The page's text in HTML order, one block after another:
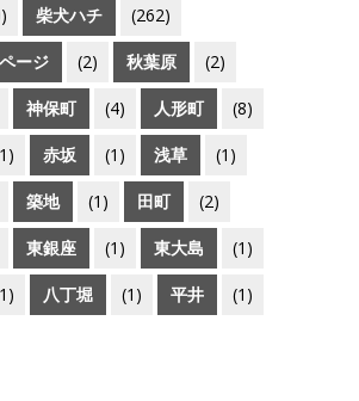
柴犬ハチ (262)
ージ (2) 秋葉原 (2)
神保町 (4) 人形町 (8)
赤坂 (1) 浅草 (1)
築地 (1) 田町 (2)
東銀座 (1) 東大島 (1)
八丁堀 (1) 平井 (1)